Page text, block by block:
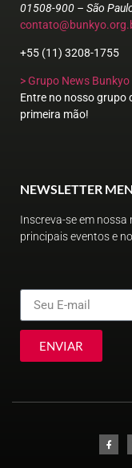
01508-900 – São
+55 (11) 3208-1755
> Grupo News Bunkyo
Entre no nosso grupo
primeira mão!
NEWSLETTER
Inscreva-se em
principais eventos e
ENVIAR